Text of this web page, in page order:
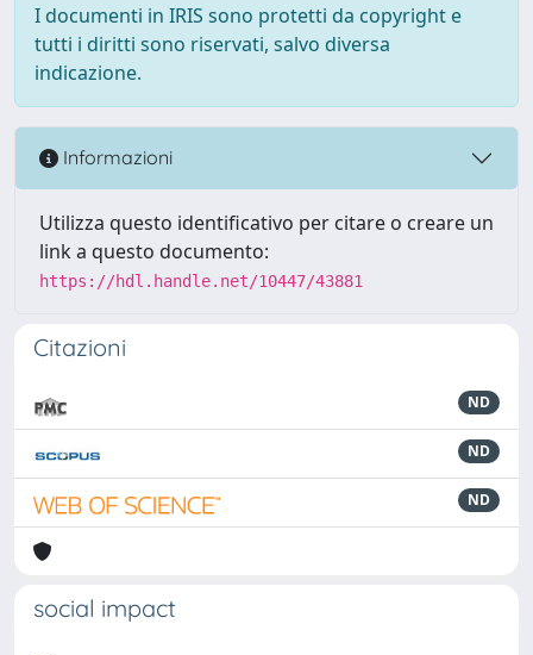
I documenti in IRIS sono protetti da copyright e
tutti i diritti sono riservati, salvo diversa
indicazione.
Informazioni
Utilizza questo identificativo per citare o creare un
link a questo documento:
https://hdl.handle.net/10447/43881
Citazioni
ND
ND
ND
social impact